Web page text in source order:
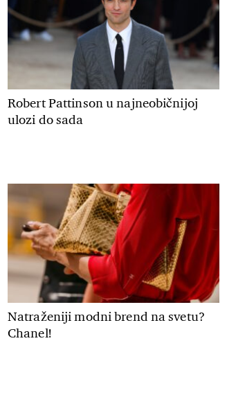
Robert Pattinson u najneobičnijoj
ulozi do sada
Natraženiji modni brend na svetu?
Chanel!